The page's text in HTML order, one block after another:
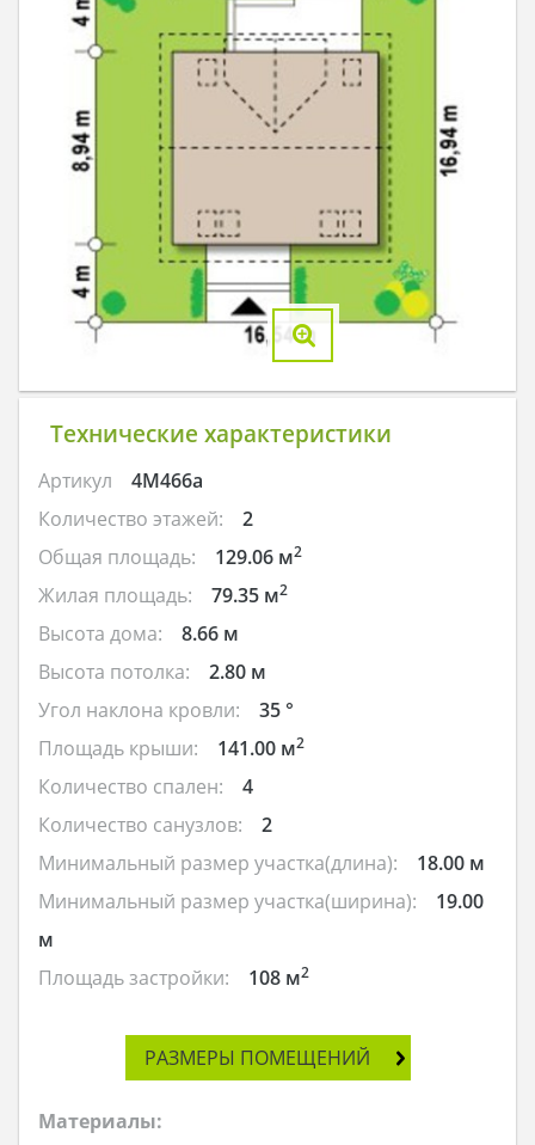
Технические характеристики
Артикул
4M466a
Количество этажей:
2
Общая площадь:
129.06 м2
Жилая площадь: 79.35 м2
Высота дома:
8.66 м
Высота потолка:
2.80 м
Угол наклона кровли:
35 °
Площадь крыши:
141.00 м2
Количество спален:
4
Количество санузлов:
2
Минимальный размер участка(длина):
18.00 м
Минимальный размер участка(ширина):
19.00
м
Площадь застройки:
108 м2
РАЗМЕРЫ ПОМЕЩЕНИЙ
Материалы: